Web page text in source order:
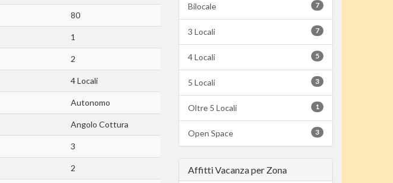
80
1
2
4 Locali
Autonomo
Angolo Cottura
3
2
7
Bilocale
7
3 Locali
5
4 Locali
3
5 Locali
1
Oltre 5 Locali
3
Open Space
Affitti Vacanza per Zona